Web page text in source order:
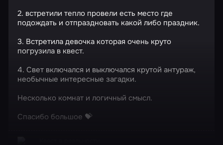
2. встретили тепло провели есть место где
подождать и отпраздновать какой либо праздник.
3. Встретила девочка которая очень круто
погрузила в квест.
4. Свет включался и выключался крутой антураж,
необычные интересные загадки.
Несколько комнат и логичный смысл.
Спасибо большое 💝